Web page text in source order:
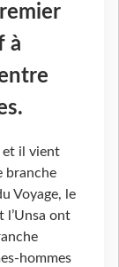
à
et il vient
branche
Voyage, le
l’Unsa ont
hommes